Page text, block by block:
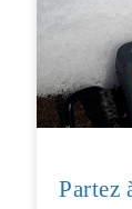
Partez